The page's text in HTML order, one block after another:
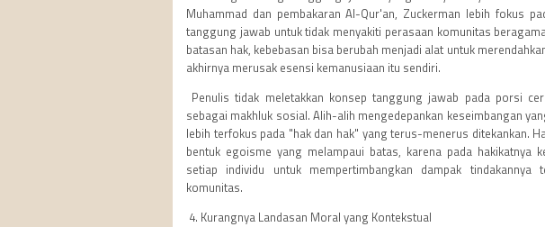
Muhammad dan pembakaran Al-Qur'an, Zuckerman lebih fokus
tanggung jawab untuk tidak menyakiti perasaan komunitas
batasan hak, kebebasan bisa berubah menjadi alat untuk
akhirnya merusak esensi kemanusiaan itu sendiri.
Penulis tidak meletakkan konsep tanggung jawab pada porsi
sebagai makhluk sosial. Alih-alih mengedepankan keseimbangan
lebih terfokus pada "hak dan hak" yang terus-menerus ditekankan.
bentuk egoisme yang melampaui batas, karena pada hakikatnya
setiap individu untuk mempertimbangkan dampak
komunitas.
4. Kurangnya Landasan Moral yang Kontekstual